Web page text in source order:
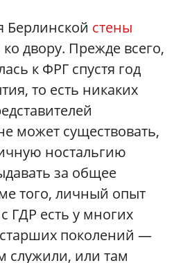
Берлинской стены
двору. Прежде всего,
к ФРГ спустя год
то есть никаких
может существовать,
ностальгию
за общее
того, личный опыт
ГДР есть у многих
поколений —
служили, или там